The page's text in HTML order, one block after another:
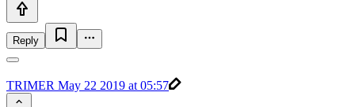
Reply
TRIMER May 22 2019 at 05:57